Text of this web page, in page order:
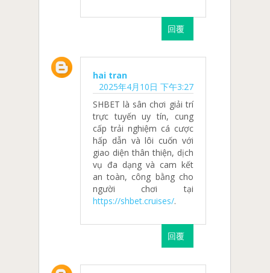
回覆
hai tran
2025年4月10日 下午3:27
SHBET là sân chơi giải trí
trực tuyến uy tín, cung
cấp trải nghiệm cá cược
hấp dẫn và lôi cuốn với
giao diện thân thiện, dịch
vụ đa dạng và cam kết
an toàn, công bằng cho
người chơi tại
https://shbet.cruises/.
回覆